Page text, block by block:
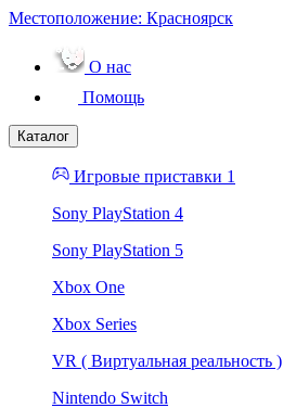
Местоположение: Красноярск
О нас
Помощь
Каталог
Игровые приставки 1
Sony PlayStation 4
Sony PlayStation 5
Xbox One
Xbox Series
VR ( Виртуальная реальность )
Nintendo Switch